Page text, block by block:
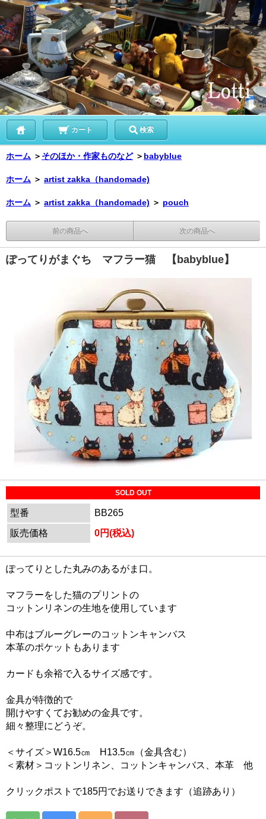
カート 検索
ホーム ＞ そのほか・作家ものなど ＞ babyblue
ホーム ＞ artist zakka（handomade)
ホーム ＞ artist zakka（handomade) ＞ pouch
前の商品へ 次の商品へ
ぽってりがまぐち マフラー猫 【babyblue】
SOLD OUT
型番
BB265
販売価格
0円(税込)
ぽってりとした丸みのあるがま口。
マフラーをした猫のプリントの
コットンリネンの生地を使用しています
中布はブルーグレーのコットンキャンバス
本革のポケットもあります
カードも余裕で入るサイズ感です。
金具が特徴的で
開けやすくてお勧めの金具です。
細々整理にどうぞ。
＜サイズ＞W16.5㎝ H13.5㎝（金具含む）
＜素材＞コットンリネン、コットンキャンバス、本革 他
クリックポストで185円でお送りできます（追跡あり）